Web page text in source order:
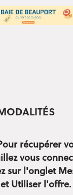
récupérer
vous
sur l'onglet
Utiliser l'offre.